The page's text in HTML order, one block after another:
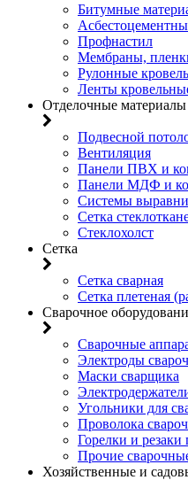
Битумные
Профнастил
Мембраны,
Рулонные
Ленты
Отделочные материалы
Подвесной
Вентиляция
Панели ПВХ и
Панели МДФ и
Системы
Сетка
Стеклохолст
Сетка
Сетка сварная
Сетка плетеная
Сварочное
Сварочные
Электроды
Маски сварщика
Угольники для
Проволока
Горелки и резаки
Прочие
Хозяйственные и